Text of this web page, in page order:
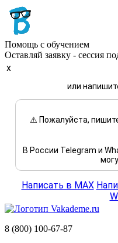
Помощь с обучением
Оставляй заявку - сессия
x
или
⚠️ Пожалуйста,
В России Telegram и
Написать в MAX
8 (800) 100-67-87